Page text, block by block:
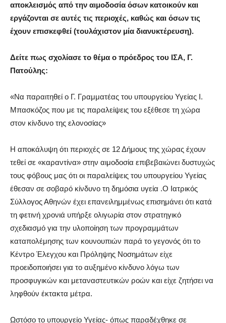
αποκλεισμός από την αιμοδοσία όσων κατοικούν και
εργάζονται σε αυτές τις περιοχές, καθώς και όσων τις
έχουν επισκεφθεί (τουλάχιστον μία διανυκτέρευση).
Δείτε πως σχολίασε το θέμα ο πρόεδρος του ΙΣΑ, Γ.
Πατούλης:
«Να παραιτηθεί ο Γ. Γραμματέας του υπουργείου Υγείας Ι.
Μπασκόζος που με τις παραλείψεις του εξέθεσε τη χώρα
στον κίνδυνο της ελονοσίας»
Η αποκάλυψη ότι περιοχές σε 12 Δήμους της χώρας έχουν
τεθεί σε «καραντίνα» στην αιμοδοσία επιβεβαιώνει δυστυχώς
τους φόβους μας ότι οι παραλείψεις του υπουργείου Υγείας
έθεσαν σε σοβαρό κίνδυνο τη δημόσια υγεία .Ο Ιατρικός
Σύλλογος Αθηνών έχει επανειλημμένως επισημάνει ότι κατά
τη φετινή χρονιά υπήρξε ολιγωρία στον στρατηγικό
σχεδιασμό για την υλοποίηση των προγραμμάτων
καταπολέμησης των κουνουπιών παρά το γεγονός ότι το
Κέντρο Έλεγχου και Πρόληψης Νοσημάτων είχε
προειδοποιήσει για το αυξημένο κίνδυνο λόγω των
προσφυγικών και μεταναστευτικών ροών και είχε ζητήσει να
ληφθούν έκτακτα μέτρα.
Ωστόσο το υπουργείο Υγείας- όπως παραδέχθηκε σε